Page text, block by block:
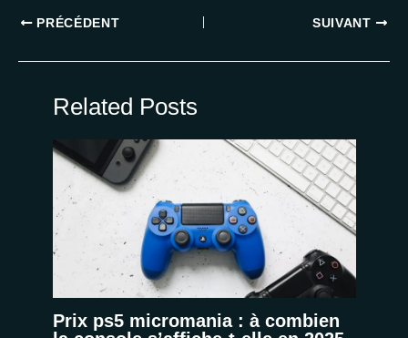
PRÉCÉDENT SUIVANT
Related Posts
Prix ps5 micromania : à combien